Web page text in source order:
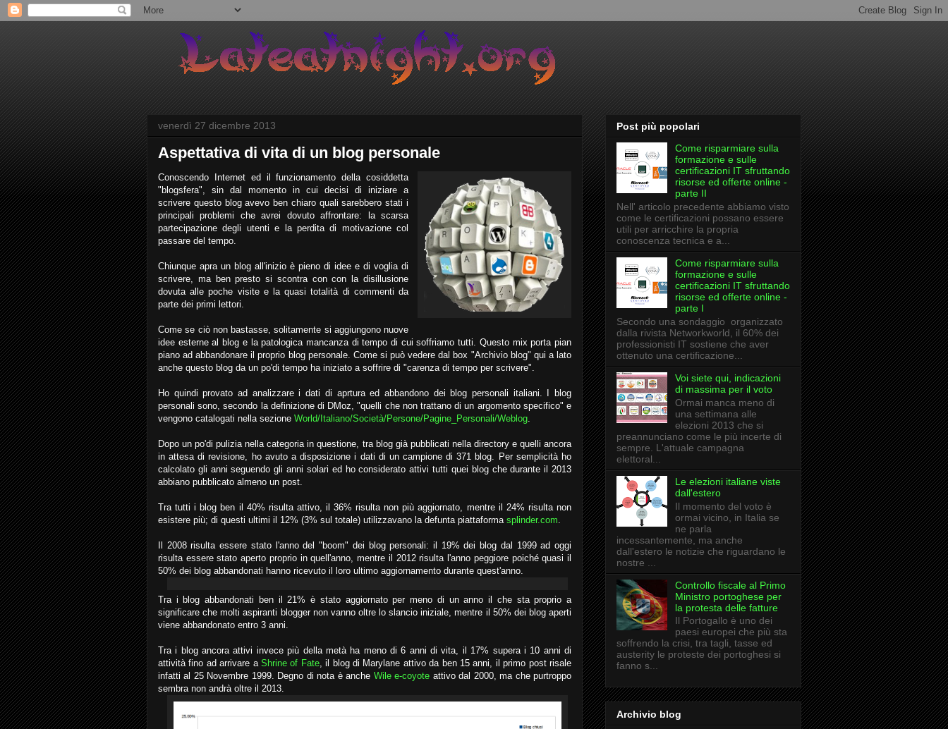
venerdì 27 dicembre 2013
Aspettativa di vita di un blog personale
Conoscendo Internet ed il funzionamento della cosiddetta
"blogsfera", sin dal momento in cui decisi di iniziare a
scrivere questo blog avevo ben chiaro quali sarebbero stati i
principali problemi che avrei dovuto affrontare: la scarsa
partecipazione degli utenti e la perdita di motivazione col
passare del tempo.
Chiunque apra un blog all'inizio è pieno di idee e di voglia di
scrivere, ma ben presto si scontra con con la disillusione
dovuta alle poche visite e la quasi totalità di commenti da
parte dei primi lettori.
Come se ciò non bastasse, solitamente si aggiungono nuove
idee esterne al blog e la patologica mancanza di tempo di cui soffriamo tutti. Questo mix porta pian
piano ad abbandonare il proprio blog personale. Come si può vedere dal box "Archivio blog" qui a lato
anche questo blog da un po'di tempo ha iniziato a soffrire di "carenza di tempo per scrivere".
Ho quindi provato ad analizzare i dati di aprtura ed abbandono dei blog personali italiani. I blog
personali sono, secondo la definizione di DMoz, "quelli che non trattano di un argomento specifico" e
vengono catalogati nella sezione World/Italiano/Società/Persone/Pagine_Personali/Weblog.
Dopo un po'di pulizia nella categoria in questione, tra blog già pubblicati nella directory e quelli ancora
in attesa di revisione, ho avuto a disposizione i dati di un campione di 371 blog. Per semplicità ho
calcolato gli anni seguendo gli anni solari ed ho considerato attivi tutti quei blog che durante il 2013
abbiano pubblicato almeno un post.
Tra tutti i blog ben il 40% risulta attivo, il 36% risulta non più aggiornato, mentre il 24% risulta non
esistere più; di questi ultimi il 12% (3% sul totale) utilizzavano la defunta piattaforma splinder.com.
Il 2008 risulta essere stato l'anno del "boom" dei blog personali: il 19% dei blog dal 1999 ad oggi
risulta essere stato aperto proprio in quell'anno, mentre il 2012 risulta l'anno peggiore poiché quasi il
50% dei blog abbandonati hanno ricevuto il loro ultimo aggiornamento durante quest'anno.
Tra i blog abbandonati ben il 21% è stato aggiornato per meno di un anno il che sta proprio a
significare che molti aspiranti blogger non vanno oltre lo slancio iniziale, mentre il 50% dei blog aperti
viene abbandonato entro 3 anni.
Tra i blog ancora attivi invece più della metà ha meno di 6 anni di vita, il 17% supera i 10 anni di
attività fino ad arrivare a Shrine of Fate, il blog di Marylane attivo da ben 15 anni, il primo post risale
infatti al 25 Novembre 1999. Degno di nota è anche Wile e-coyote attivo dal 2000, ma che purtroppo
sembra non andrà oltre il 2013.
Post più popolari
Come risparmiare sulla
formazione e sulle
certificazioni IT sfruttando
risorse ed offerte online -
parte II
Nell' articolo precedente abbiamo visto
come le certificazioni possano essere
utili per arricchire la propria
conoscenza tecnica e a...
Come risparmiare sulla
formazione e sulle
certificazioni IT sfruttando
risorse ed offerte online -
parte I
Secondo una sondaggio organizzato
dalla rivista Networkworld, il 60% dei
professionisti IT sostiene che aver
ottenuto una certificazione...
Voi siete qui, indicazioni
di massima per il voto
Ormai manca meno di
una settimana alle
elezioni 2013 che si
preannunciano come le più incerte di
sempre. L'attuale campagna
elettoral...
Le elezioni italiane viste
dall'estero
Il momento del voto è
ormai vicino, in Italia se
ne parla
incessantemente, ma anche
dall'estero le notizie che riguardano le
nostre ...
Controllo fiscale al Primo
Ministro portoghese per
la protesta delle fatture
Il Portogallo è uno dei
paesi europei che più sta
soffrendo la crisi, tra tagli, tasse ed
austerity le proteste dei portoghesi si
fanno s...
Archivio blog